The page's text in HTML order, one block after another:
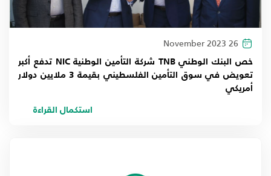
2021
2020
26 November 2023
خص البنك الوطني TNB شركة التأمين الوطنية NIC تدفع أكبر
تعويض في سوق التأمين الفلسطيني بقيمة 3 ملايين دولار
أمريكي
استكمال القراءة